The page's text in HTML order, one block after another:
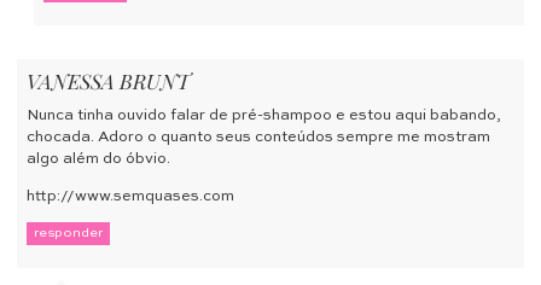
VANESSA BRUNT
Nunca tinha ouvido falar de pré-shampoo e estou aqui babando,
chocada. Adoro o quanto seus conteúdos sempre me mostram
algo além do óbvio.
http://www.semquases.com
responder